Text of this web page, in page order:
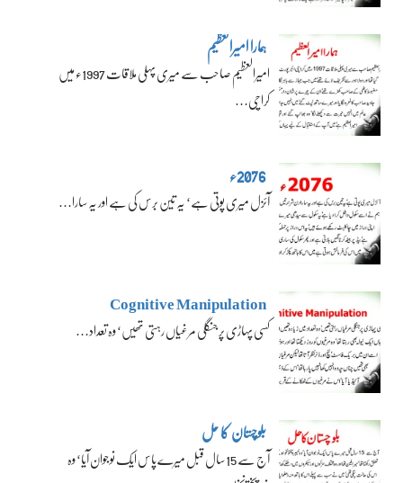
ہمارا امیرالعظیم
امیرالعظیم صاحب سے میری پہلی ملاقات 1997ء میں
کراچی…
2076ء
آئزل میری پوتی ہے‘ یہ تین برس کی ہے اور یہ سارا…
Cognitive Manipulation
کسی پہاڑی پر جنگلی مرغیاں رہتی تھیں‘ وہ تعداد…
بلوچستان کا حل
آج سے 15 سال قبل میرے پاس ایک نوجوان آیا‘ وہ